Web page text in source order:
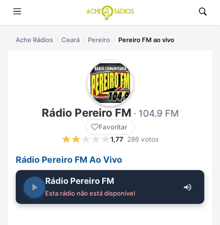
Ache Rádios Ceará Pereiro Pereiro FM ao vivo
Rádio Pereiro FM · 104.9 FM
Favoritar
1,77 286 votos
Rádio Pereiro FM Ao Vivo
Rádio Pereiro FM
Esta rádio não está disponível